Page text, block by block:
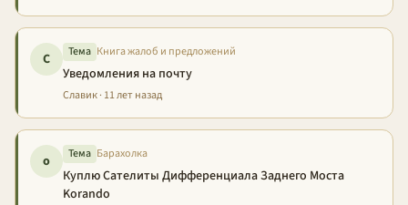
С Тема Книга жалоб и предложений
Уведомления на почту
Славик · 11 лет назад
o Тема Барахолка
Куплю Сателиты Дифференциала Заднего Моста
Korando